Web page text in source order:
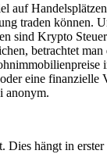
traden können.
sind Krypto
betrachtet
eine
anonym.
hängt in